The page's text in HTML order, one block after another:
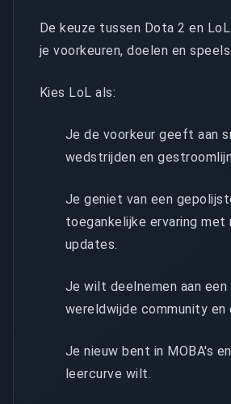
De keuze tussen Dota 2 en
je voorkeuren, doelen en
Kies LoL als:
Je de voorkeur geeft aan
wedstrijden en
Je geniet van een
toegankelijke ervaring met
updates.
Je wilt deelnemen aan een
wereldwijde community en
Je nieuw bent in MOBA's
leercurve wilt.